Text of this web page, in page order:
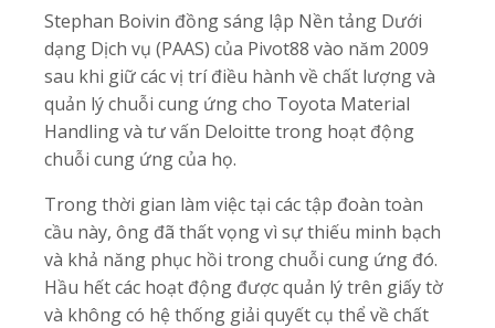
Stephan Boivin đồng sáng lập Nền tảng Dưới
dạng Dịch vụ (PAAS) của Pivot88 vào năm 2009
sau khi giữ các vị trí điều hành về chất lượng và
quản lý chuỗi cung ứng cho Toyota Material
Handling và tư vấn Deloitte trong hoạt động
chuỗi cung ứng của họ.
Trong thời gian làm việc tại các tập đoàn toàn
cầu này, ông đã thất vọng vì sự thiếu minh bạch
và khả năng phục hồi trong chuỗi cung ứng đó.
Hầu hết các hoạt động được quản lý trên giấy tờ
và không có hệ thống giải quyết cụ thể về chất